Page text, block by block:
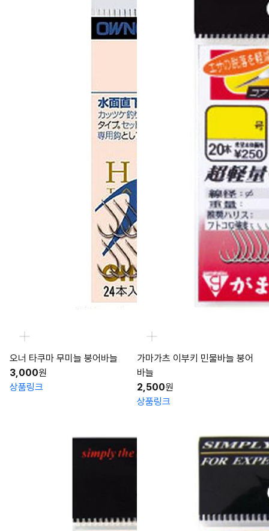
오너 타쿠마 무미늘 붕어바늘
3,000원
상품링크
가마가츠 이부키 민물바늘 붕어
바늘
2,500원
상품링크